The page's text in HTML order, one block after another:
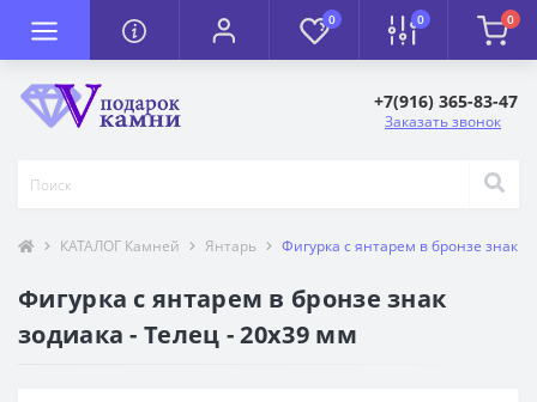
0 0 0
+7(916) 365-83-47
Заказать звонок
КАТАЛОГ Камней Янтарь Фигурка с янтарем в бронзе знак
Фигурка с янтарем в бронзе знак
зодиака - Телец - 20х39 мм